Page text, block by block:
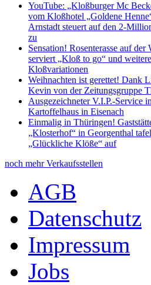
YouTube: „Kloßburger Mc
vom Kloßhotel „Goldene
Arnstadt steuert auf den 2-
zu
Sensation! Rosenterasse auf der
serviert „Kloß to go“ und weitere
Kloßvariationen
Weihnachten ist gerettet! Dank
Kevin von der Zeitungsgruppe
Ausgezeichneter V.I.P.-Service
Kartoffelhaus in Eisenach
Einmalig in Thüringen!
„Klosterhof“ in Georgenthal
„Glückliche Klöße“ auf
noch mehr Verkaufsstellen
AGB
Datenschutz
Impressum
Jobs